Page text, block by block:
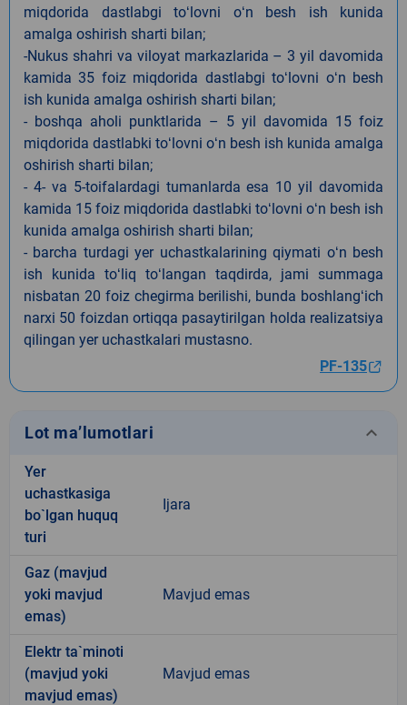
miqdorida dastlabgi toʻlovni oʻn besh ish kunida
amalga oshirish sharti bilan;
-Nukus shahri va viloyat markazlarida – 3 yil davomida
kamida 35 foiz miqdorida dastlabgi toʻlovni oʻn besh
ish kunida amalga oshirish sharti bilan;
- boshqa aholi punktlarida – 5 yil davomida 15 foiz
miqdorida dastlabki toʻlovni oʻn besh ish kunida amalga
oshirish sharti bilan;
- 4- va 5-toifalardagi tumanlarda esa 10 yil davomida
kamida 15 foiz miqdorida dastlabki toʻlovni oʻn besh ish
kunida amalga oshirish sharti bilan;
- barcha turdagi yer uchastkalarining qiymati oʻn besh
ish kunida toʻliq toʻlangan taqdirda, jami summaga
nisbatan 20 foiz chegirma berilishi, bunda boshlangʻich
narxi 50 foizdan ortiqqa pasaytirilgan holda realizatsiya
qilingan yer uchastkalari mustasno.
PF-135
Lot ma’lumotlari keyboard_arrow_down
Yer
uchastkasiga
bo`lgan huquq
turi
Ijara
Gaz (mavjud
yoki mavjud
emas)
Mavjud emas
Elektr ta`minoti
(mavjud yoki
mavjud emas)
Mavjud emas